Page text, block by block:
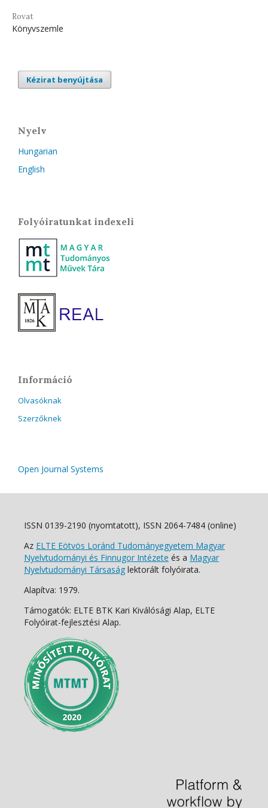
Rovat
Könyvszemle
Kézirat benyújtása
Nyelv
Hungarian
English
Folyóiratunkat indexeli
Információ
Olvasóknak
Szerzőknek
Open Journal Systems
ISSN 0139-2190 (nyomtatott), ISSN 2064-7484 (online)
Az ELTE Eötvös Loránd Tudományegyetem Magyar
Nyelvtudományi és Finnugor Intézete és a Magyar
Nyelvtudományi Társaság lektorált folyóirata.
Alapítva: 1979.
Támogatók: ELTE BTK Kari Kiválósági Alap, ELTE
Folyóirat-fejlesztési Alap.